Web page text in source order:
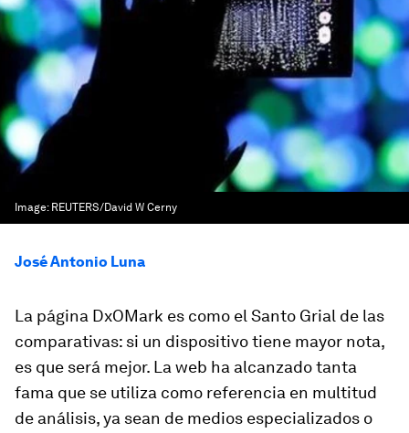
Image: REUTERS/David W Cerny
José Antonio Luna
La página DxOMark es como el Santo Grial de las
comparativas: si un dispositivo tiene mayor nota,
es que será mejor. La web ha alcanzado tanta
fama que se utiliza como referencia en multitud
de análisis, ya sean de medios especializados o